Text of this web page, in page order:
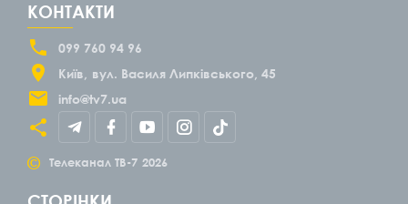
КОНТАКТИ
099 760 94 96
Київ
вул. Василя Липківського, 45
info@tv7.ua
© Телеканал ТВ-7 2026